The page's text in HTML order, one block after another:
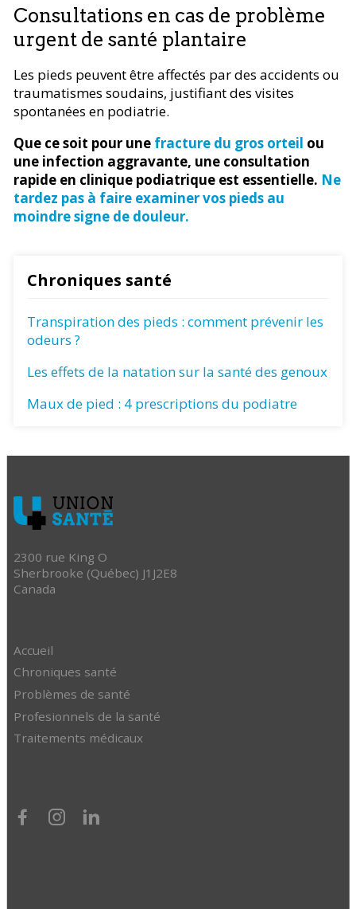
Consultations en cas de problème
urgent de santé plantaire
Les pieds peuvent être affectés par des accidents ou
traumatismes soudains, justifiant des visites
spontanées en podiatrie.
Que ce soit pour une fracture du gros orteil ou
une infection aggravante, une consultation
rapide en clinique podiatrique est essentielle. Ne
tardez pas à faire examiner vos pieds au
moindre signe de douleur.
Chroniques santé
Transpiration des pieds : comment prévenir les
odeurs ?
Les effets de la natation sur la santé des genoux
Maux de pied : 4 prescriptions du podiatre
2300 rue King O
Sherbrooke (Québec) J1J2E8
Canada
Accueil
Chroniques santé
Problèmes de santé
Profesionnels de la santé
Traitements médicaux